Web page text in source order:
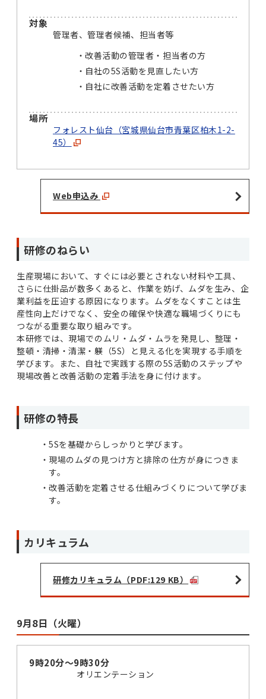
対象
管理者、管理者候補、担当者等
改善活動の管理者・担当者の方
自社の5S活動を見直したい方
自社に改善活動を定着させたい方
場所
フォレスト仙台（宮城県仙台市青葉区柏木1-2-
45）
Web申込み
研修のねらい
生産現場において、すぐには必要とされない材料や工具、
さらに仕掛品が数多くあると、作業を妨げ、ムダを生み、企
業利益を圧迫する原因になります。ムダをなくすことは生
産性向上だけでなく、安全の確保や快適な職場づくりにも
つながる重要な取り組みです。
本研修では、現場でのムリ・ムダ・ムラを発見し、整理・
整頓・清掃・清潔・躾（5S）と見える化を実現する手順を
学びます。また、自社で実践する際の5S活動のステップや
現場改善と改善活動の定着手法を身に付けます。
研修の特長
5Sを基礎からしっかりと学びます。
現場のムダの見つけ方と排除の仕方が身につきま
す。
改善活動を定着させる仕組みづくりについて学びま
す。
カリキュラム
研修カリキュラム（PDF:129 KB）
9月8日（火曜）
9時20分～9時30分
オリエンテーション